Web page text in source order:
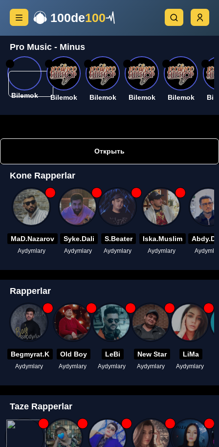
100de100
Pro Music - Minus
Bilemok Bilemok Bilemok Bilemok Bilemok
Открыть
Kone Rapperlar
MaD.Nazarov
Aydymlary
Syke.Dali
Aydymlary
S.Beater
Aydymlary
Iska.Muslim
Aydymlary
Rapperlar
Begmyrat.K
Aydymlary
Old Boy
Aydymlary
LeBi
Aydymlary
New Star
Aydymlary
LiMa
Aydymlary
Taze Rapperlar